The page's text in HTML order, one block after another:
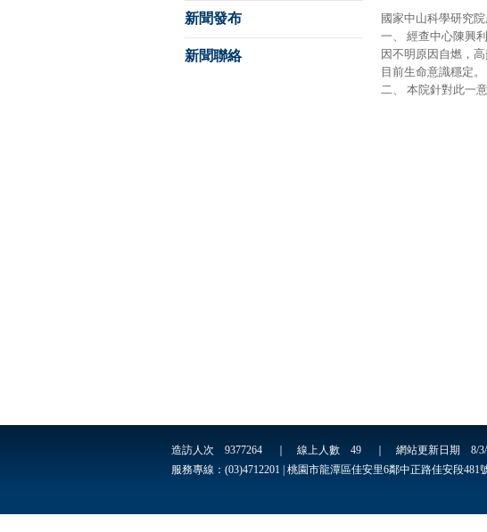
新聞發布
新聞聯絡
國家中山科學研究
一、 經查中心陳興
因不明原因自燃，
目前生命意識穩定。
二、 本院針對此一
造訪人次 9377264 ｜ 線上人數 49 ｜ 網站更新日期 8/
服務專線：(03)4712201 | 桃園市龍潭區佳安里6鄰中正路佳安段